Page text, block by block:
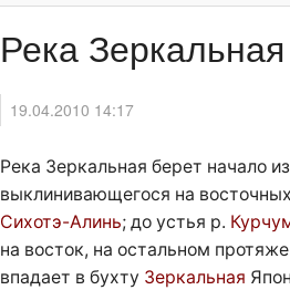
Река Зеркальная
19.04.2010 14:17
Река Зеркальная берет начало
выклинивающегося на
Сихотэ-Алинь; до устья р.
на восток, на остальном
впадает в бухту Зеркальная